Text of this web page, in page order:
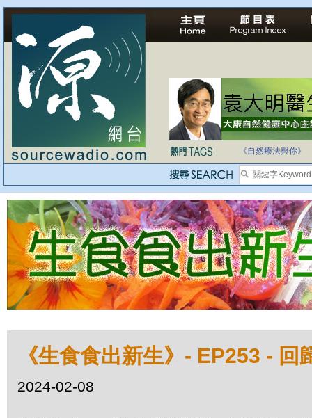
自家教育合法化-
《自然療法與你》
《生食食出新生》- EP253 - 回
2024-02-08